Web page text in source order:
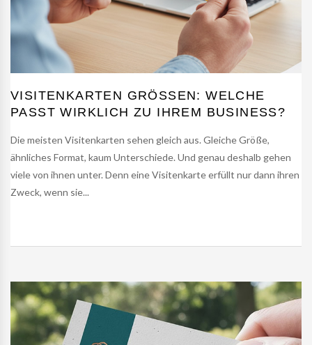
VISITENKARTEN GRÖSSEN: WELCHE P
ASST WIRKLICH ZU IHREM BUSINESS?
Die meisten Visitenkarten sehen gleich aus. Gleiche Größe,
ähnliches Format, kaum Unterschiede. Und genau deshalb gehen
viele von ihnen unter. Denn eine Visitenkarte erfüllt nur dann ihren
Zweck, wenn sie...